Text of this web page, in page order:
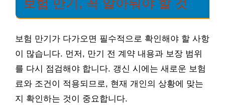
보험 만기가 다가오면 필수적으로 확인해야 할 사항
이 많습니다. 먼저, 만기 전 계약 내용과 보장 범위
를 다시 점검해야 합니다. 갱신 시에는 새로운 보험
료와 조건이 적용되므로, 현재 개인의 상황에 맞는
지 확인하는 것이 중요합니다.